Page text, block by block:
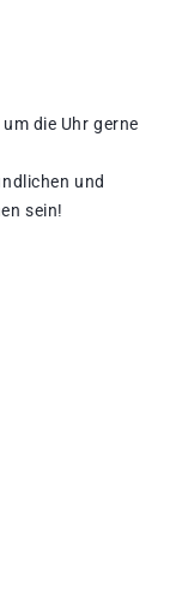
die Uhr gerne
und
sein!